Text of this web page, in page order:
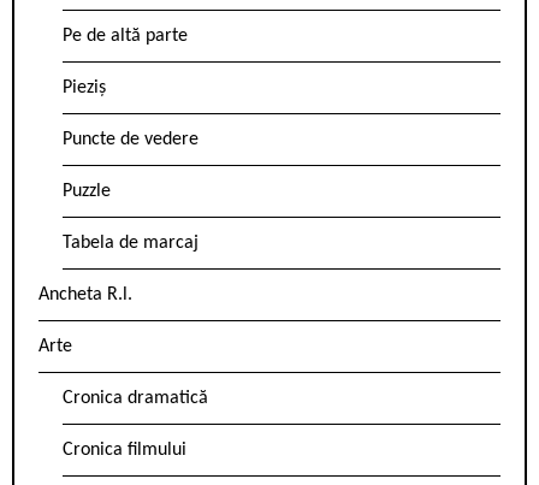
Pe de altă parte
Pieziș
Puncte de vedere
Puzzle
Tabela de marcaj
Ancheta R.l.
Arte
Cronica dramatică
Cronica filmului